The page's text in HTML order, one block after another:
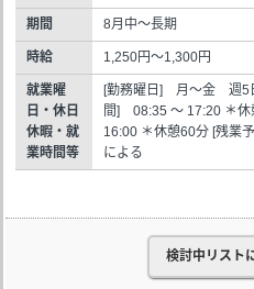
期間 8月中～長期
時給 1,250円～1,300円
就業曜
日・休日
休暇・就
業時間等
[勤務曜日] 月～金 週5
間] 08:35 ～ 17:20 ＊
16:00 ＊休憩60分 [残業
による
検討中リスト